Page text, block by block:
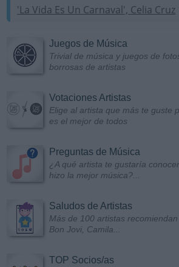
'La Vida Es Un Carnaval', Celia Cruz
Juegos de Música
Trivial de música y juegos de
borrosas de artistas
Votaciones Artistas
Elige al artista que más te guste
es el mejor de todos
Preguntas de Música
¿A qué artista te gustaría
hizo la mejor música?...
Saludos de Artistas
Más de 100 artistas
Bon Jovi, Camila...
TOP Socios/as